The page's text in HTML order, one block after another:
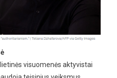
visuomenės aktyvistai